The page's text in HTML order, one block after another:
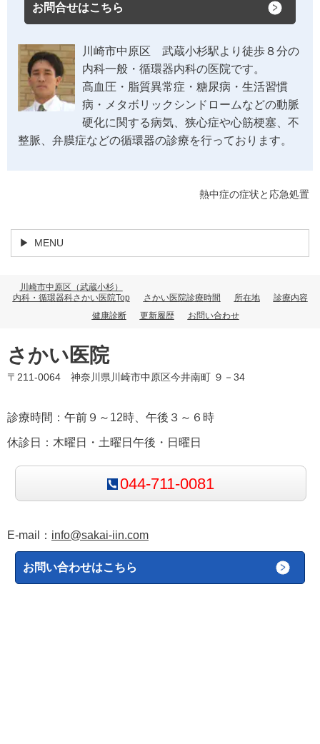
お問合せはこちら
川崎市中原区 武蔵小杉駅より徒歩８分の
内科一般・循環器内科の医院です。
高血圧・脂質異常症・糖尿病・生活習慣
病・メタボリックシンドロームなどの動脈
硬化に関する病気、狭心症や心筋梗塞、不
整脈、弁膜症などの循環器の診療を行っております。
熱中症の症状と応急処置
MENU
川崎市中原区（武蔵小杉）
内科・循環器科さかい医院Top
さかい医院診療時間 所在地
診療内容
健康診断
更新履歴 お問い合わせ
さかい医院
〒211-0064 神奈川県川崎市中原区今井南町 ９－34
診療時間：午前９～12時、午後３～６時
休診日：木曜日・土曜日午後・日曜日
044-711-0081
E-mail： info@sakai-iin.com
お問い合わせはこちら